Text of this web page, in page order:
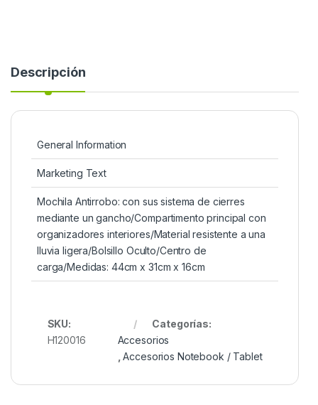
Descripción
General Information
Marketing Text
Mochila Antirrobo: con sus sistema de cierres
mediante un gancho/Compartimento principal con
organizadores interiores/Material resistente a una
lluvia ligera/Bolsillo Oculto/Centro de
carga/Medidas: 44cm x 31cm x 16cm
SKU:
H120016
Categorías:
Accesorios
,Accesorios Notebook / Tablet